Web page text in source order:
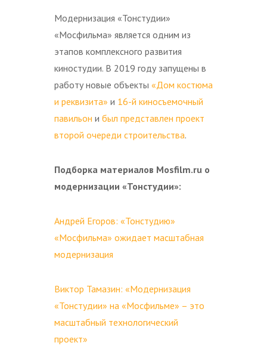
Модернизация «Тонстудии»
«Мосфильма» является одним из
этапов комплексного развития
киностудии. В 2019 году запущены в
работу новые объекты «Дом костюма
и реквизита» и 16-й киносъемочный
павильон и был представлен проект
второй очереди строительства.
Подборка материалов Mosfilm.ru о
модернизации «Тонстудии»:
Андрей Егоров: «Тонстудию»
«Мосфильма» ожидает масштабная
модернизация
Виктор Тамазин: «Модернизация
«Тонстудии» на «Мосфильме» – это
масштабный технологический
проект»